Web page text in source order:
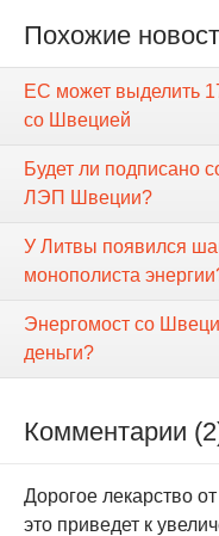
Похожие
ЕС может выделить
со Швецией
Будет ли подписано
ЛЭП Швеции?
У Литвы появился
монополиста
Энергомост со
деньги?
Комментарии
Дорогое лекарство
это приведет к